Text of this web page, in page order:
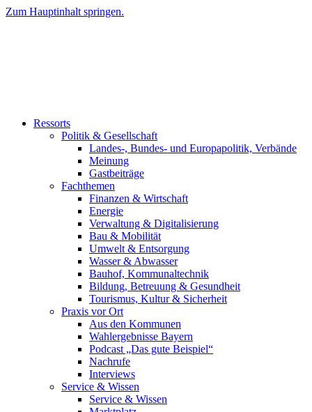
Zum Hauptinhalt springen.
Ressorts
Politik & Gesellschaft
Landes-, Bundes- und Europapolitik, Verbände
Meinung
Gastbeiträge
Fachthemen
Finanzen & Wirtschaft
Energie
Verwaltung & Digitalisierung
Bau & Mobilität
Umwelt & Entsorgung
Wasser & Abwasser
Bauhof, Kommunaltechnik
Bildung, Betreuung & Gesundheit
Tourismus, Kultur & Sicherheit
Praxis vor Ort
Aus den Kommunen
Wahlergebnisse Bayern
Podcast „Das gute Beispiel“
Nachrufe
Interviews
Service & Wissen
Service & Wissen